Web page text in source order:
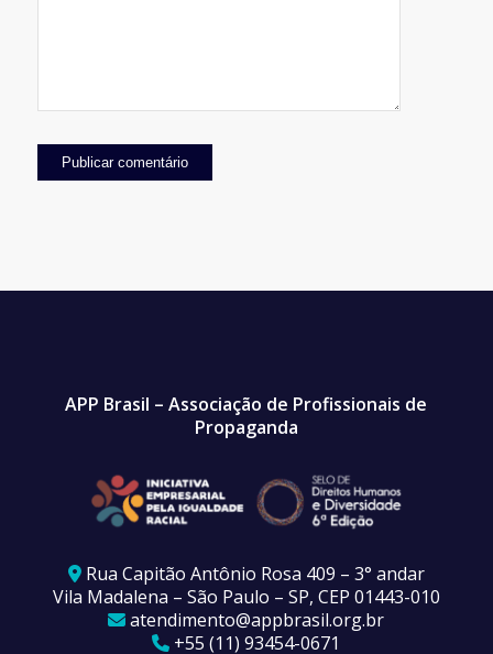
APP Brasil – Associação de Profissionais de
Propaganda
Rua Capitão Antônio Rosa 409 – 3° andar
Vila Madalena – São Paulo – SP, CEP 01443-010
atendimento@appbrasil.org.br
+55 (11) 93454-0671